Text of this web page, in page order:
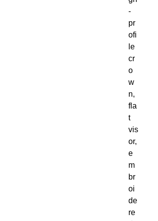
-
pr
ofi
le
cr
o
w
n,
fla
t
vis
or,
e
m
br
oi
de
re